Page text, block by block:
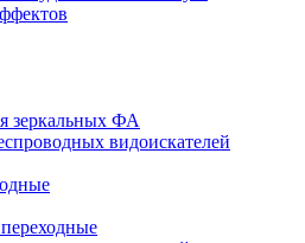
зеркальных ФА
видоискателей